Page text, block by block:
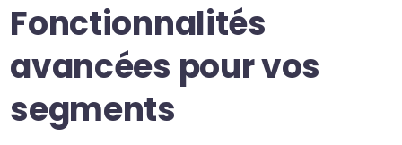
Fonctionnalités
avancées pour vos
segments